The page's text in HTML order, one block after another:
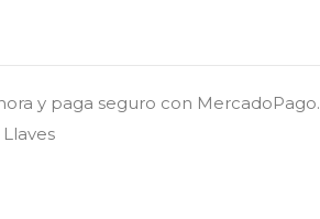
y paga seguro con MercadoPago.